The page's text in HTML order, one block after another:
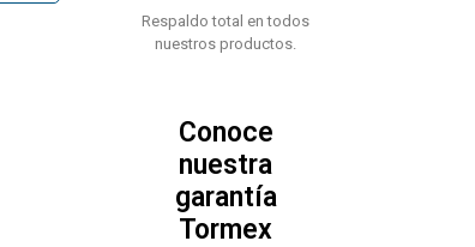
Respaldo total en todos
nuestros productos.
Conoce
nuestra
garantía
Tormex